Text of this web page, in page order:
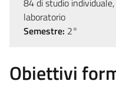
84 di studio
laboratorio
Semestre: 2°
Obiettivi